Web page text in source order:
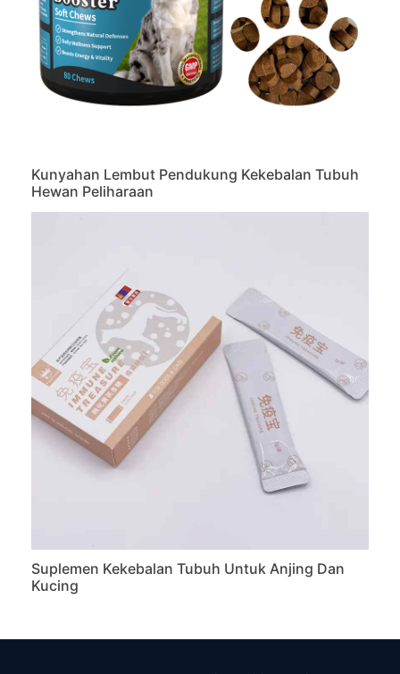
Kunyahan Lembut Pendukung Kekebalan Tubuh
Hewan Peliharaan
Suplemen Kekebalan Tubuh Untuk Anjing Dan
Kucing